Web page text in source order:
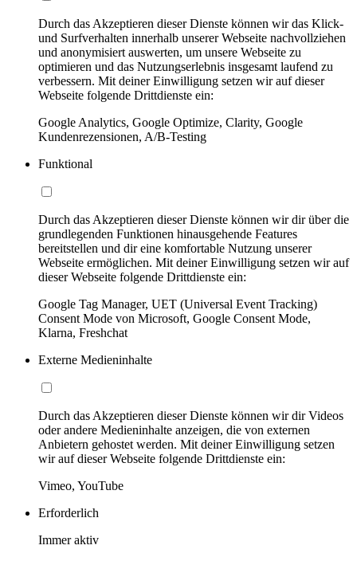
Durch das Akzeptieren dieser Dienste können wir das Klick-
und Surfverhalten innerhalb unserer Webseite nachvollziehen
und anonymisiert auswerten, um unsere Webseite zu
optimieren und das Nutzungserlebnis insgesamt laufend zu
verbessern. Mit deiner Einwilligung setzen wir auf dieser
Webseite folgende Drittdienste ein:
Google Analytics, Google Optimize, Clarity, Google
Kundenrezensionen, A/B-Testing
Funktional
Durch das Akzeptieren dieser Dienste können wir dir über die
grundlegenden Funktionen hinausgehende Features
bereitstellen und dir eine komfortable Nutzung unserer
Webseite ermöglichen. Mit deiner Einwilligung setzen wir auf
dieser Webseite folgende Drittdienste ein:
Google Tag Manager, UET (Universal Event Tracking)
Consent Mode von Microsoft, Google Consent Mode,
Klarna, Freshchat
Externe Medieninhalte
Durch das Akzeptieren dieser Dienste können wir dir Videos
oder andere Medieninhalte anzeigen, die von externen
Anbietern gehostet werden. Mit deiner Einwilligung setzen
wir auf dieser Webseite folgende Drittdienste ein:
Vimeo, YouTube
Erforderlich
Immer aktiv